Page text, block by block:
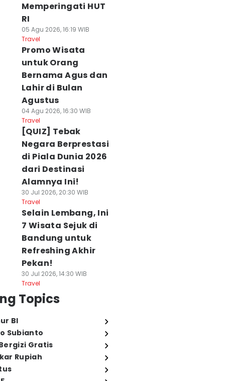
Memperingati HUT
RI
05 Agu 2026, 16:19 WIB
Travel
Promo Wisata
untuk Orang
Bernama Agus dan
Lahir di Bulan
Agustus
04 Agu 2026, 16:30 WIB
Travel
[QUIZ] Tebak
Negara Berprestasi
di Piala Dunia 2026
dari Destinasi
Alamnya Ini!
30 Jul 2026, 20:30 WIB
Travel
Selain Lembang, Ini
7 Wisata Sejuk di
Bandung untuk
Refreshing Akhir
Pekan!
30 Jul 2026, 14:30 WIB
Travel
Topics
BI
Subianto
Gratis
Rupiah